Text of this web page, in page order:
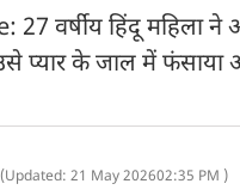
वर्षीय हिंदू महिला
प्यार के जाल में फंसाया
(Updated: 21 May 202602:35 PM )